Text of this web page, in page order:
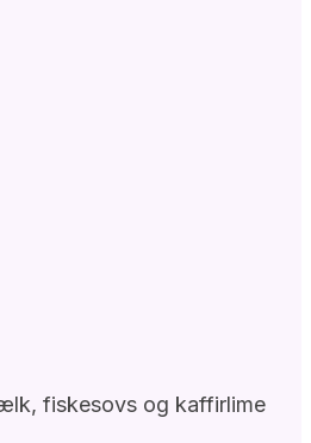
fiskesovs og kaffirlime